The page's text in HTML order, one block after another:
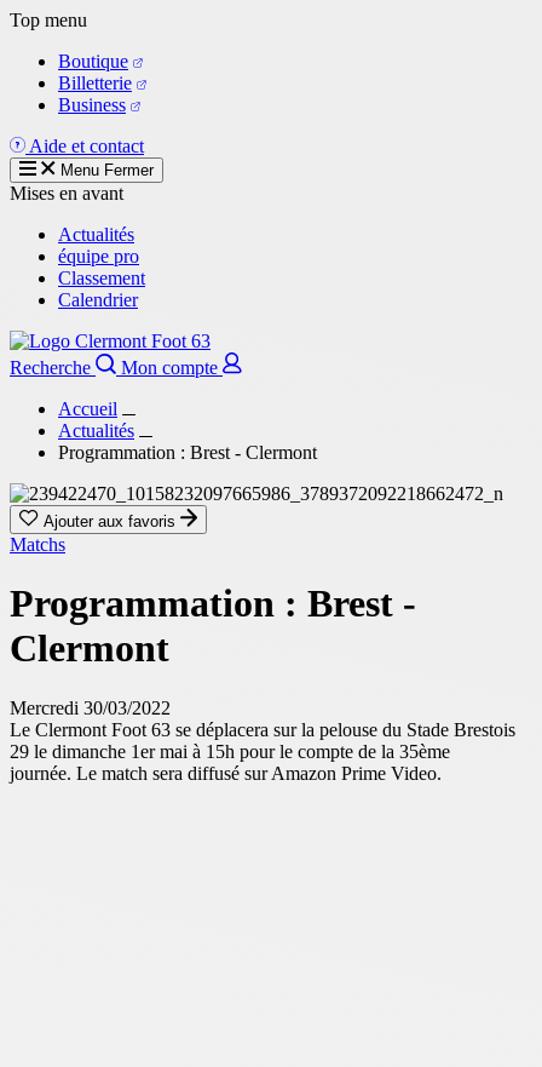
Aller
contenu
principal
Top menu
Boutique
Billetterie
Business
Aide et contact
Menu Fermer
Mises en avant
Actualités
équipe pro
Classement
Calendrier
Recherche
Mon compte
Accueil
Actualités
Programmation : Brest - Clermont
Ajouter aux favoris
Matchs
Programmation : Brest -
Clermont
Mercredi 30/03/2022
Le Clermont Foot 63 se déplacera sur la pelouse du Stade Brestois
29 le dimanche 1er mai à 15h pour le compte de la 35ème
journée. Le match sera diffusé surAmazon Prime Video.